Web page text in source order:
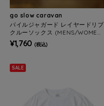
go slow caravan
パイルジャガード レイヤードリブ
クルーソックス (MENS/WOMEN
S)
¥1,760 (税込)
SALE